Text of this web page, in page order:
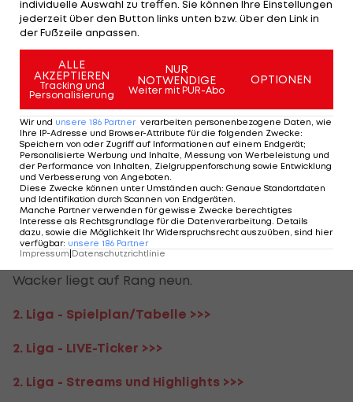
Ronivaldo zwei Mal am Aluminium.
In der 73. Minute jubelt der FC Wacker dann doch
über das verdiente Anschlusstor – Marco Holz
behält im Getümmel im Strafraum die Übersicht
und schießt ein.
Die Tiroler bleiben am Drücker und belohnen sich
in der 79. Minute mit dem Ausgleich, als Ronivaldo
eine Hereingabe von Raphael Galle mit dem Kopf
verwertet. Es ist das 14. Saisontor des Brasilianers.
Die sechstplatzierten Lafnitzer warten somit
bereits seit fünf Partien auf einen Sieg. Der FC
Wacker liegt auf Rang neun.
2. Liga - Spielplan/Tabelle >>>
2. Liga - LIVE-Ticker >>>
2. Liga - Streams und Highlights >>>
individuelle Auswahl zu treffen. Sie können Ihre Einstellungen
jederzeit über den Button links unten bzw. über den Link in
der Fußzeile anpassen.
ALLE
AKZEPTIEREN
Tracking und
Personalisierung
NUR
NOTWENDIGE
Weiter mit PUR-Abo
OPTIONEN
Wir und unsere 186 Partner verarbeiten personenbezogene Daten, wie
Ihre IP-Adresse und Browser-Attribute für die folgenden Zwecke:
Speichern von oder Zugriff auf Informationen auf einem Endgerät;
Personalisierte Werbung und Inhalte, Messung von Werbeleistung und
der Performance von Inhalten, Zielgruppenforschung sowie Entwicklung
und Verbesserung von Angeboten
Diese Zwecke können unter Umständen auch: Genaue Standortdaten
und Identifikation durch Scannen von Endgeräten
Manche Partner verwenden für gewisse Zwecke berechtigtes
Interesse als Rechtsgrundlage für die Datenverarbeitung. Details
dazu, sowie die Möglichkeit Ihr Widerspruchsrecht auszuüben, sind hier
verfügbar: unsere 186 Partner
Impressum|Datenschutzrichtlinie